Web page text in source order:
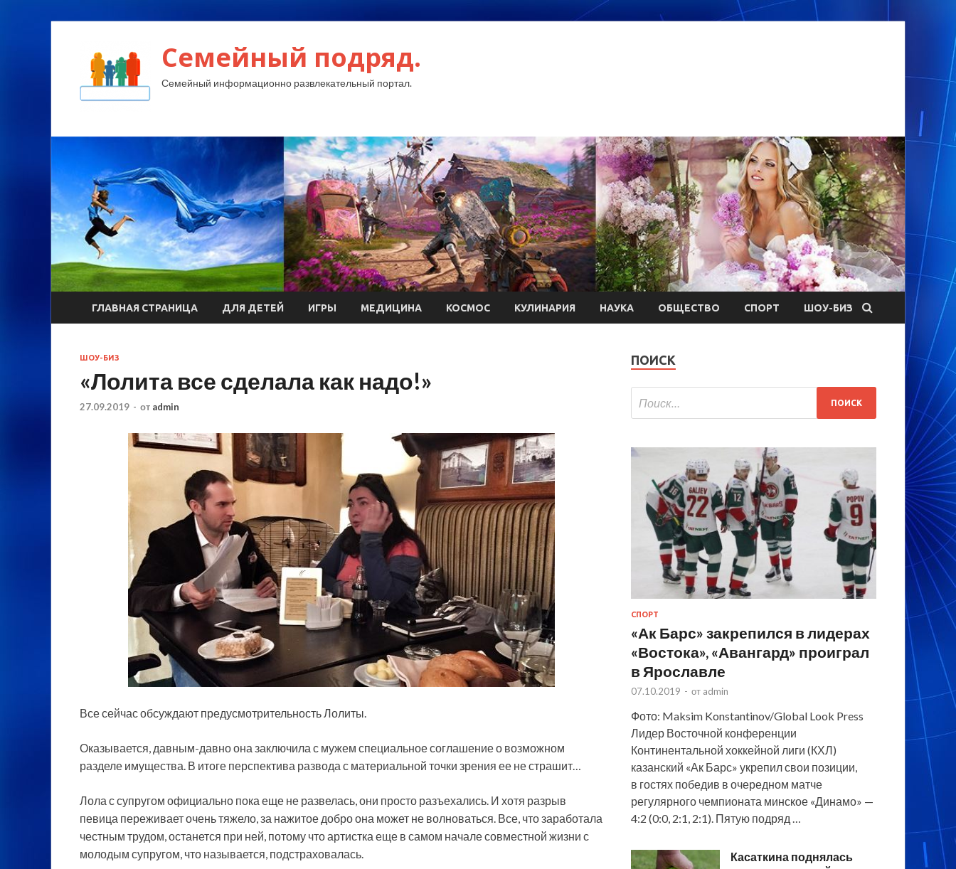
Семейный подряд.
Семейный информационно развлекательный портал.
ГЛАВНАЯ СТРАНИЦА ДЛЯ ДЕТЕЙ ИГРЫ МЕДИЦИНА КОСМОС КУЛИНАРИЯ НАУКА ОБЩЕСТВО СПОРТ ШОУ-БИЗ
ШОУ-БИЗ
«Лолита все сделала как надо!»
27.09.2019 - от admin
Все сейчас обсуждают предусмотрительность Лолиты.
Оказывается, давным-давно она заключила с мужем специальное соглашение о возможном
разделе имущества. В итоге перспектива развода с материальной точки зрения ее не страшит…
Лола с супругом официально пока еще не развелась, они просто разъехались. И хотя разрыв
певица переживает очень тяжело, за нажитое добро она может не волноваться. Все, что заработала
честным трудом, останется при ней, потому что артистка еще в самом начале совместной жизни с
молодым супругом, что называется, подстраховалась.
ПОИСК
СПОРТ
«Ак Барс» закрепился в лидерах
«Востока», «Авангард» проиграл
в Ярославле
07.10.2019 - от admin
Фото: Maksim Konstantinov/Global Look Press
Лидер Восточной конференции
Континентальной хоккейной лиги (КХЛ)
казанский «Ак Барс» укрепил свои позиции,
в гостях победив в очередном матче
регулярного чемпионата минское «Динамо» —
4:2 (0:0, 2:1, 2:1). Пятую подряд …
Касаткина поднялась